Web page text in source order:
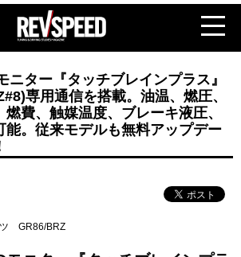
ニター『タッチブレインプラス』
専用通信を搭載。油温、燃圧、
費、触媒温度、ブレーキ液圧、
能。従来モデルも無料アップデー
GR86/BRZ